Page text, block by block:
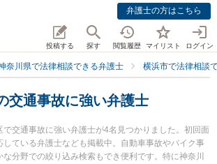
弁護士の方はこちら
投稿する 探す 閲覧履歴 マイリスト ログイン
奈川県で法律相談できる弁護士 横浜市で法律相談
交通事故に強い弁護士
交通事故に強い弁護士が4名見つかりました。初回面
ている弁護士なども掲載中。自動車事故やバイク事
分野での絞り込み検索もでき便利です。特に神奈川